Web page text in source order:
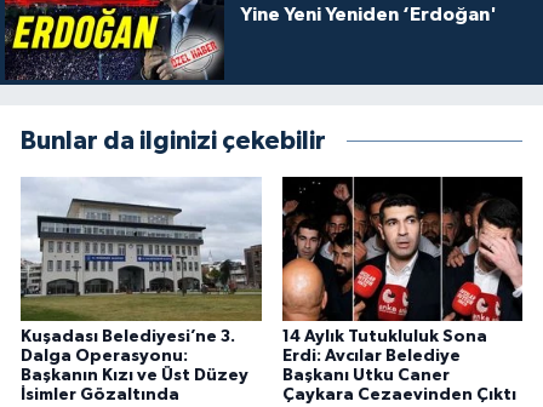
Yine Yeni Yeniden ‘Erdoğan'
Bunlar da ilginizi çekebilir
Kuşadası Belediyesi’ne 3.
Dalga Operasyonu:
Başkanın Kızı ve Üst Düzey
İsimler Gözaltında
14 Aylık Tutukluluk Sona
Erdi: Avcılar Belediye
Başkanı Utku Caner
Çaykara Cezaevinden Çıktı